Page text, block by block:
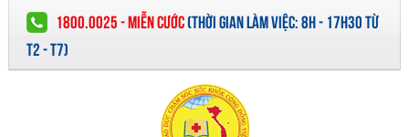
1800.0025 - MIỄN CƯỚC(THỜI GIAN LÀM VIỆC:8H - 17H30 TỪ
T2 - T7)